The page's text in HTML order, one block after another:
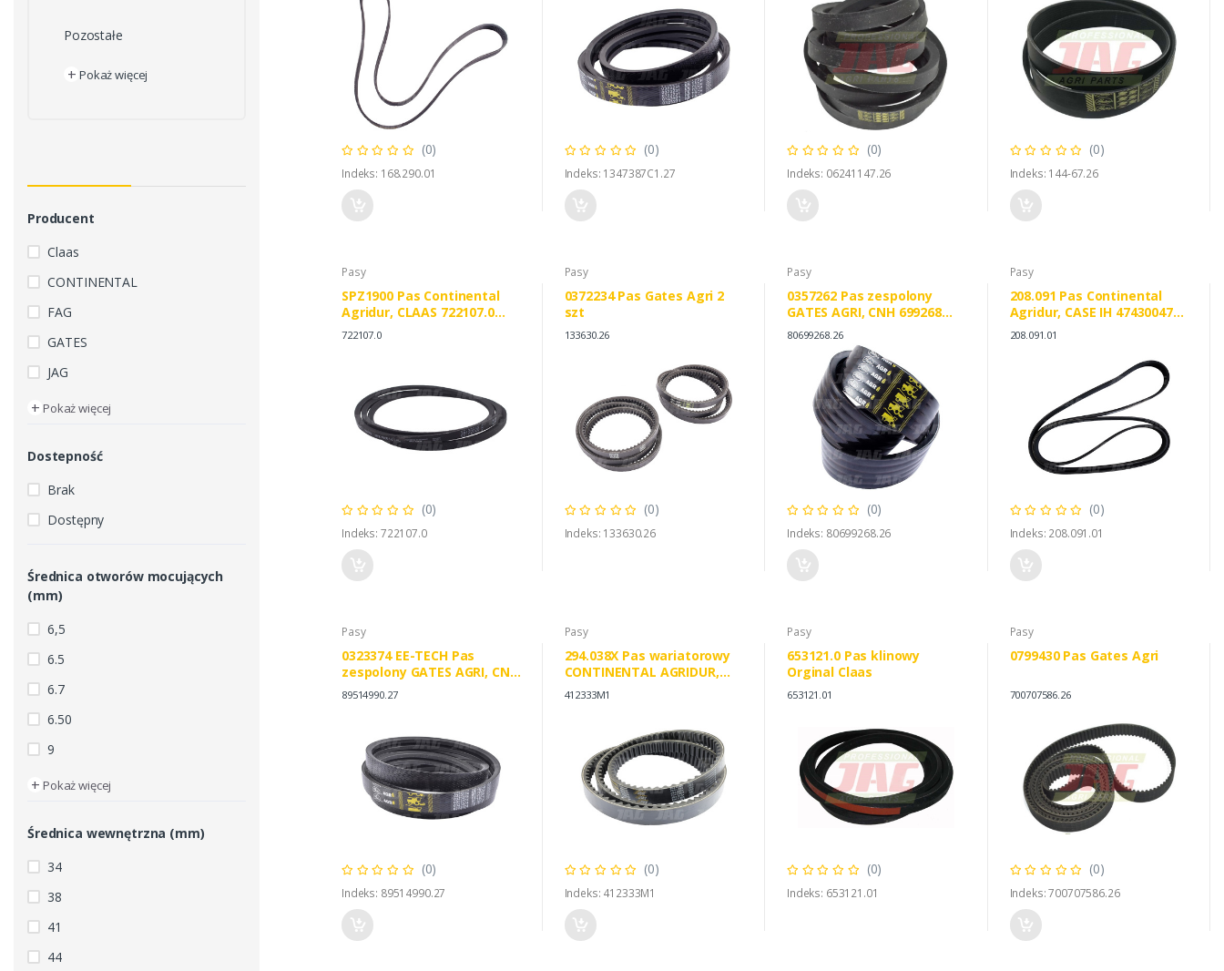
Pozostałe
+ Pokaż więcej
Producent
Claas
CONTINENTAL
FAG
GATES
JAG
+ Pokaż więcej
Dostepność
Brak
Dostępny
Średnica otworów mocujących
(mm)
6,5
6.5
6.7
6.50
9
+ Pokaż więcej
Średnica wewnętrzna (mm)
34
38
41
44
(0)
Indeks: 168.290.01
(0)
Indeks: 1347387C1.27
(0)
Indeks: 06241147.26
(0)
Indeks: 144-67.26
Pasy
SPZ1900 Pas Continental
Agridur, CLAAS 722107.0
DEUTZ FAHR 1139206
722107.0
(0)
Indeks: 722107.0
Pasy
0372234 Pas Gates Agri 2
szt
133630.26
(0)
Indeks: 133630.26
Pasy
0357262 Pas zespolony
GATES AGRI, CNH 699268
80699268
80699268.26
(0)
Indeks: 80699268.26
Pasy
208.091 Pas Continental
Agridur, CASE IH 47430047
87402830
208.091.01
(0)
Indeks: 208.091.01
Pasy
0323374 EE-TECH Pas
zespolony GATES AGRI, CNH
9514990 89514990
89514990.27
(0)
Indeks: 89514990.27
Pasy
294.038X Pas wariatorowy
CONTINENTAL AGRIDUR,
AGCO 905921M1 401109M1
412333M1
(0)
Indeks: 412333M1
Pasy
653121.0 Pas klinowy
Orginal Claas
653121.01
(0)
Indeks: 653121.01
Pasy
0799430 Pas Gates Agri
700707586.26
(0)
Indeks: 700707586.26